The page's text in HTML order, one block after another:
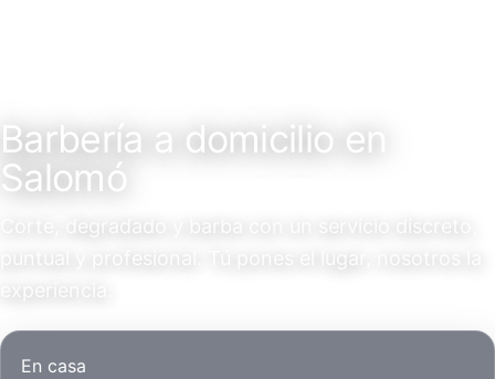
Barbería a domicilio en
Salomó
Corte, degradado y barba con un servicio discreto,
puntual y profesional. Tú pones el lugar, nosotros la
En casa